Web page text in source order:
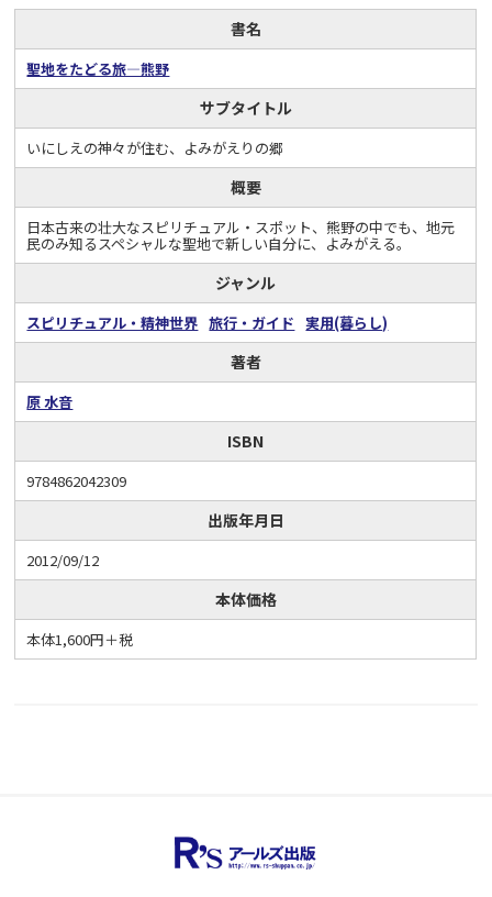
書名
聖地をたどる旅―熊野
サブタイトル
いにしえの神々が住む、よみがえりの郷
概要
日本古来の壮大なスピリチュアル・スポット、熊野の中でも、地元
民のみ知るスペシャルな聖地で新しい自分に、よみがえる。
ジャンル
スピリチュアル・精神世界 旅行・ガイド 実用(暮らし)
著者
原 水音
ISBN
9784862042309
出版年月日
2012/09/12
本体価格
本体1,600円＋税